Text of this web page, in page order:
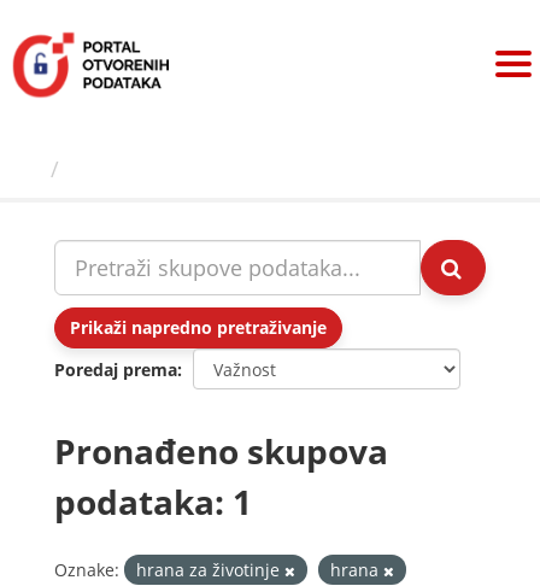
sadržaj
Prikaži napredno pretraživanje
Poredaj prema
Pronađeno skupova
podataka: 1
Oznake: hrana za životinje
hrana